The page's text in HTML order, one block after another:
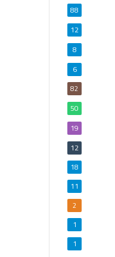
88
12
8
6
82
50
19
12
18
11
2
1
1